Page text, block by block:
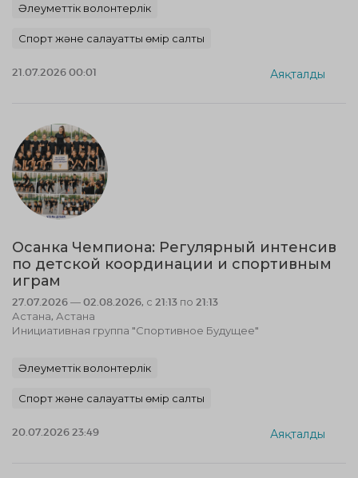
Әлеуметтік волонтерлік
Спорт және салауатты өмір салты
21.07.2026 00:01 Аяқталды
Осанка Чемпиона: Регулярный интенсив
по детской координации и спортивным
играм
27.07.2026 — 02.08.2026, с 21:13 по 21:13
Астана, Астана
Инициативная группа "Спортивное Будущее"
Әлеуметтік волонтерлік
Спорт және салауатты өмір салты
20.07.2026 23:49 Аяқталды